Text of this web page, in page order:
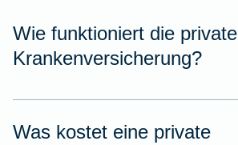
Wie funktioniert die private
Krankenversicherung?
Was kostet eine private